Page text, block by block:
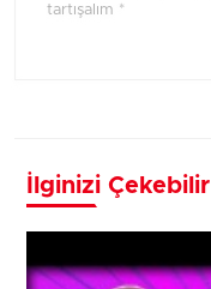
tartışalım *
İlginizi Çekebilir